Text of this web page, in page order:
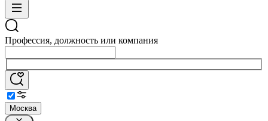
Профессия, должность или компания
Москва